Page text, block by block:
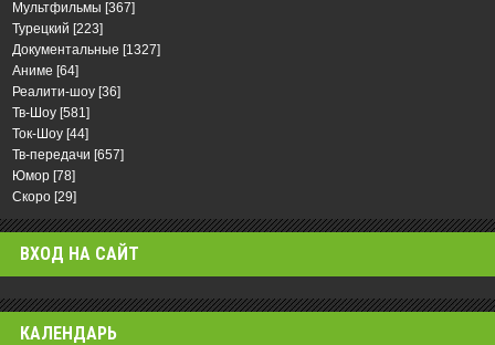
Мультфильмы [367]
Турецкий [223]
Документальные [1327]
Аниме [64]
Реалити-шоу [36]
Тв-Шоу [581]
Ток-Шоу [44]
Тв-передачи [657]
Юмор [78]
Скоро [29]
ВХОД НА САЙТ
КАЛЕНДАРЬ